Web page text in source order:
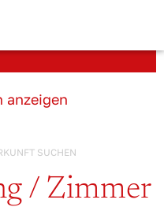
anzeigen
SUCHEN
/ Zimmer